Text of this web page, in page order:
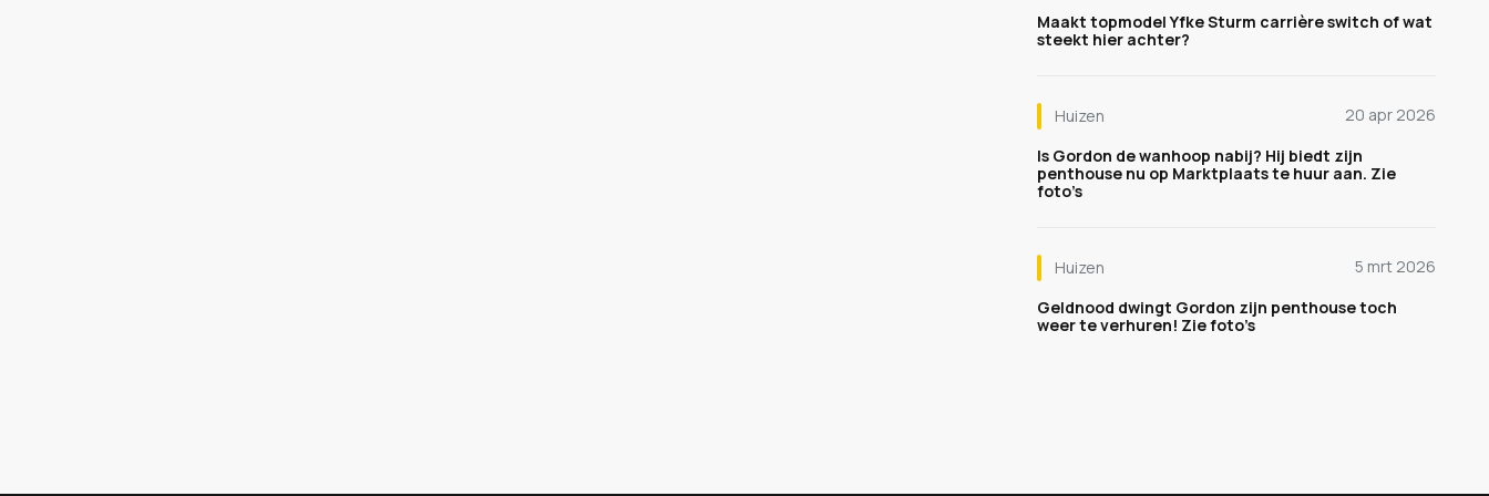
Maakt topmodel Yfke Sturm carrière switch of wat
steekt hier achter?
Huizen
20 apr 2026
Is Gordon de wanhoop nabij? Hij biedt zijn
penthouse nu op Marktplaats te huur aan. Zie
foto’s
Huizen
5 mrt 2026
Geldnood dwingt Gordon zijn penthouse toch
weer te verhuren! Zie foto’s